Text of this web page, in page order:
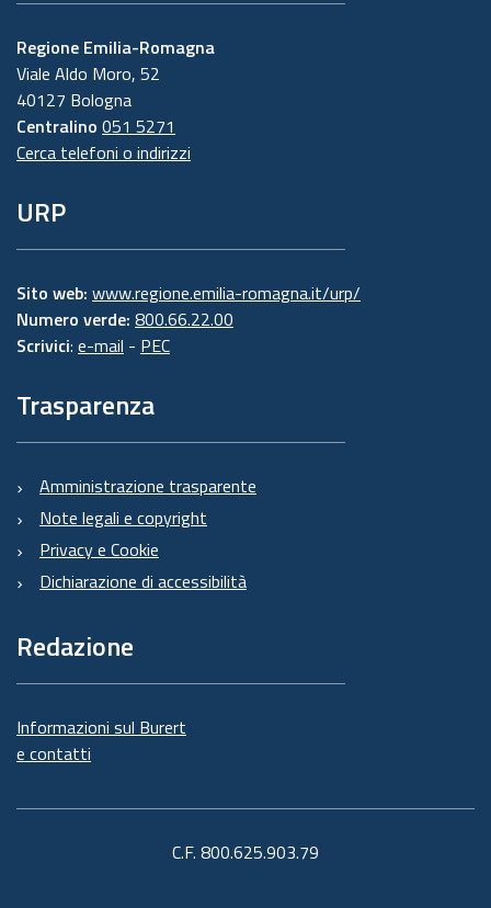
Regione Emilia-Romagna
Viale Aldo Moro, 52
40127 Bologna
Centralino 051 5271
Cerca telefoni o indirizzi
URP
Sito web: www.regione.emilia-romagna.it/urp/
Numero verde: 800.66.22.00
Scrivici: e-mail - PEC
Trasparenza
Amministrazione trasparente
Note legali e copyright
Privacy e Cookie
Dichiarazione di accessibilità
Redazione
Informazioni sul Burert
e contatti
C.F. 800.625.903.79